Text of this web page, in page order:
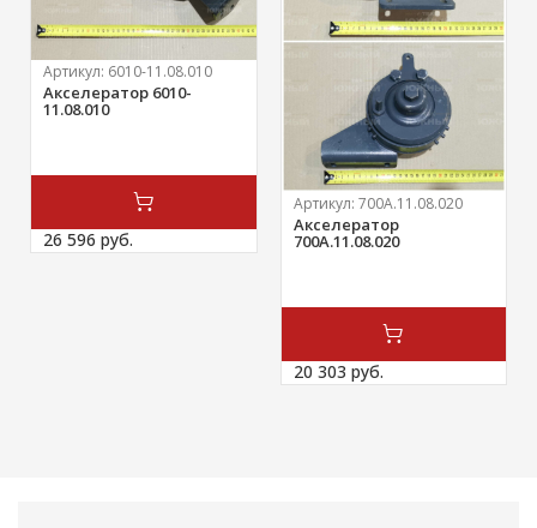
Артикул: 6010-11.08.010
Акселератор 6010-
11.08.010
26 596 руб.
Артикул: 700А.11.08.020
Акселератор
700А.11.08.020
20 303 руб.